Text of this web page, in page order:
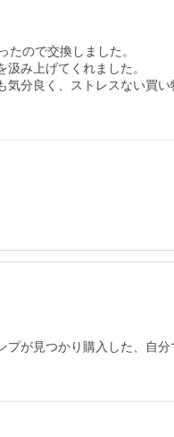
ので交換しました。
み上げてくれました。
分良く、ストレスない買い
が見つかり購入した、自